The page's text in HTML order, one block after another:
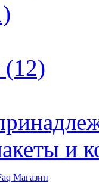
(12)
и
Магазин